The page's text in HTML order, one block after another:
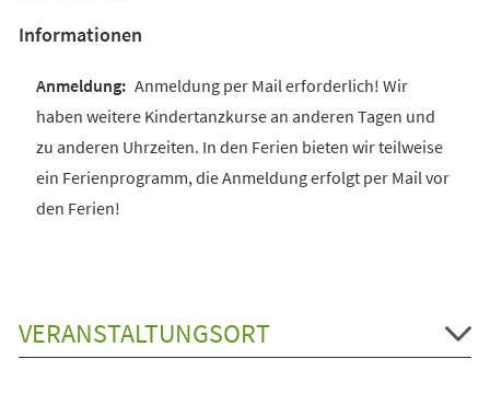
Informationen
Anmeldung per Mail erforderlich! Wir
haben weitere Kindertanzkurse an anderen Tagen und
zu anderen Uhrzeiten. In den Ferien bieten wir teilweise
ein Ferienprogramm, die Anmeldung erfolgt per Mail vor
den Ferien!
VERANSTALTUNGSORT